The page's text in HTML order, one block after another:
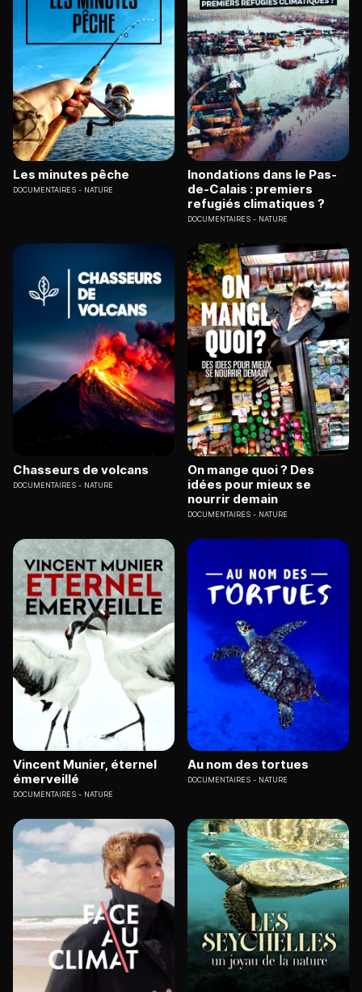
Les minutes pêche
DOCUMENTAIRES NATURE
Inondations dans le Pas-
de-Calais : premiers
refugiés climatiques ?
DOCUMENTAIRES NATURE
Chasseurs de volcans
DOCUMENTAIRES NATURE
On mange quoi ? Des
idées pour mieux se
nourrir demain
DOCUMENTAIRES NATURE
Vincent Munier, éternel
émerveillé
DOCUMENTAIRES NATURE
Au nom des tortues
DOCUMENTAIRES NATURE